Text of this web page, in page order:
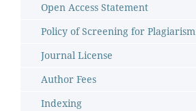
Open Access Statement
Policy of Screening for Plagiarism
Journal License
Author Fees
Indexing